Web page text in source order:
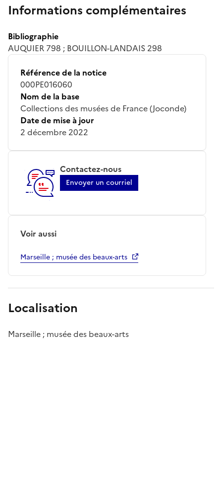
Informations complémentaires
Bibliographie
AUQUIER 798 ; BOUILLON-LANDAIS 298
Référence de la notice
000PE016060
Nom de la base
Collections des musées de France (Joconde)
Date de mise à jour
2 décembre 2022
Contactez-nous
Envoyer un courriel
Voir aussi
Marseille ; musée des beaux-arts
Localisation
Marseille ; musée des beaux-arts